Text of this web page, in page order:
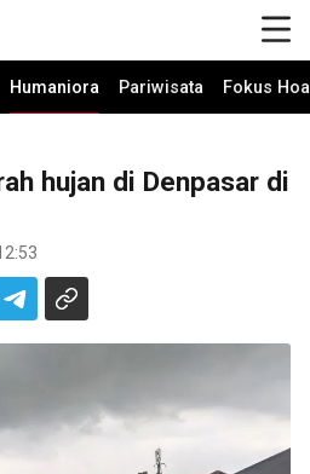
Humaniora Pariwisata Fokus
hujan di Denpasar di